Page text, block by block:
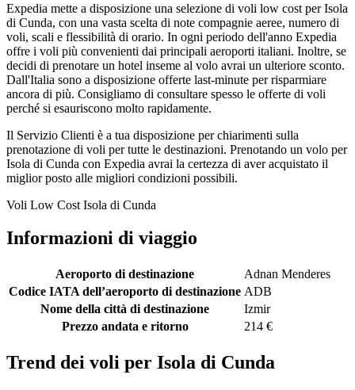
Expedia mette a disposizione una selezione di voli low cost per Isola
di Cunda, con una vasta scelta di note compagnie aeree, numero di
voli, scali e flessibilità di orario. In ogni periodo dell'anno Expedia
offre i voli più convenienti dai principali aeroporti italiani. Inoltre, se
decidi di prenotare un hotel inseme al volo avrai un ulteriore sconto.
Dall'Italia sono a disposizione offerte last-minute per risparmiare
ancora di più. Consigliamo di consultare spesso le offerte di voli
perché si esauriscono molto rapidamente.
Il Servizio Clienti è a tua disposizione per chiarimenti sulla
prenotazione di voli per tutte le destinazioni. Prenotando un volo per
Isola di Cunda con Expedia avrai la certezza di aver acquistato il
miglior posto alle migliori condizioni possibili.
Voli Low Cost Isola di Cunda
Informazioni di viaggio
Aeroporto di destinazione
Adnan Menderes
Codice IATA dell’aeroporto di destinazione ADB
Nome della città di destinazione
Izmir
Prezzo andata e ritorno
214 €
Trend dei voli per Isola di Cunda